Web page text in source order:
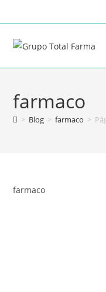
farmaco
> Blog > farmaco >
farmaco